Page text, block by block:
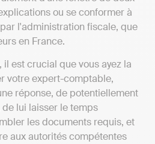
ou se conformer à
l'administration fiscale, que
en France.
est crucial que vous ayez la
votre expert-comptable,
réponse, de potentiellement
lui laisser le temps
les documents requis, et
aux autorités compétentes